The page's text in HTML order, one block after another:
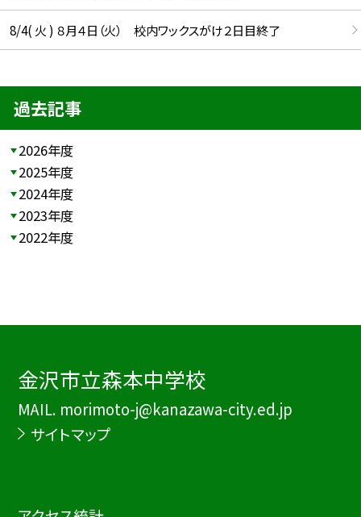
8/4( 火 ) ８月４日（火） 校内ワックスがけ２日目終了
過去記事
2026年度
2025年度
2024年度
2023年度
2022年度
金沢市立森本中学校
MAIL. morimoto-j@kanazawa-city.ed.jp
サイトマップ